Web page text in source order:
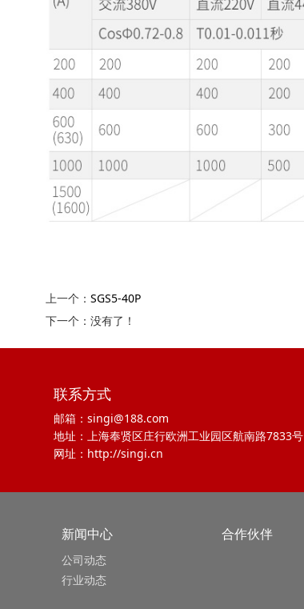
上一个： SGS5-40P
下一个：没有了！
联系方式
邮箱：singi@188.com
地址：上海奉贤区庄行欧洲工业园区航南路7833号
网址：http://singi.cn
新闻中心
公司动态
行业动态
合作伙伴